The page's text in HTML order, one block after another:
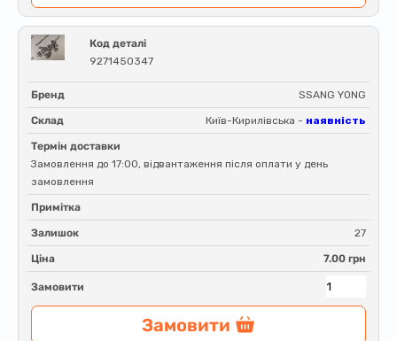
Код деталі
9271450347
Бренд SSANG YONG
Склад Київ-Кирилівська - наявність
Термін доставки
Замовлення до 17:00, відвантаження після оплати у день
замовлення
Примітка
Залишок 27
Ціна 7.00 грн
Замовити
Замовити